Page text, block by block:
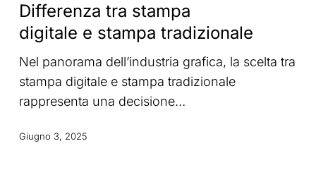
digitale
e
stampa
tradizionale
Differenza tra stampa
digitale e stampa tradizionale
Nel panorama dell’industria grafica, la scelta tra
stampa digitale e stampa tradizionale
rappresenta una decisione…
Giugno 3, 2025